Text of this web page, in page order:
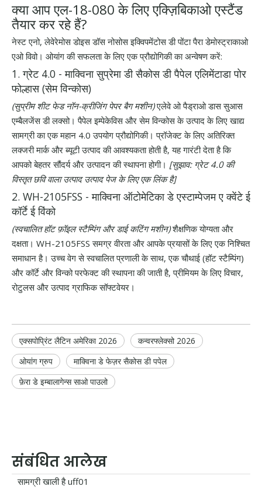
क्या आप एल-18-080 के लिए एक्ज़िबिकाओ एस्टैंड
तैयार कर रहे हैं?
नेस्ट एनो, लेवेरेमोस डोइस डॉस नोसोस इक्विपमेंटोस डी पोंटा पैरा डेमोस्ट्राकाओ
एओ विवो। ओयांग की सफलता के लिए एक प्रौद्योगिकी का अन्वेषण करें:
1. ग्रेट 4.0 - माक्विना सुप्रेमा डी सैकोस डी पैपेल एलिमेंटाडा पोर
फोल्हास (सेम विन्कोस)
(सुप्रीम शीट फेड नॉन-क्रीजिंग पेपर बैग मशीन)एलेवे ओ पैड्राओ डास सुआस
एम्बैलजेंस डी लक्सो। पैपेल इम्पेकेविस और सेम विन्कोस के उत्पाद के लिए खाद्य
सामग्री का एक महान 4.0 उपयोग प्रौद्योगिकी। प्रॉजेक्ट के लिए अतिरिक्त
लक्जरी मार्क और ब्यूटी उत्पाद की आवश्यकता होती है, यह गारंटी देता है कि
आपको बेहतर सौंदर्य और उत्पादन की स्थापना होगी। [सुझाव: ग्रेट 4.0 की
विस्तृत छवि वाला उत्पाद उत्पाद पेज के लिए एक लिंक है]
2. WH-2105FSS - माक्विना ऑटोमेटिका डे एस्टाम्पेजम ए क्वेंटे ई
कॉर्टे ई विंको
(स्वचालित हॉट फ़ॉइल स्टैम्पिंग और डाई कटिंग मशीन)शैक्षणिक योग्यता और
दक्षता। WH-2105FSS समग्र वीरता और आपके प्रयासों के लिए एक निश्चित
समाधान है। उच्च वेग से स्वचालित प्रणाली के साथ, एक चौथाई (हॉट स्टैम्पिंग)
और कॉर्टे और विन्को परफेक्ट की स्थापना की जाती है, प्रीमियम के लिए विचार,
रोटुलस और उत्पाद ग्राफिक सॉफ्टवेयर।
एक्सपोप्रिंट लैटिन अमेरिका 2026
कन्वरफ्लेक्सो 2026
ओयांग ग्रुप
माक्विना डे फेज़र सैकोस डी पपेल
फ़ेरा डे इम्बालागेन्स साओ पाउलो
संबंधित आलेख
सामग्री खाली है uff01